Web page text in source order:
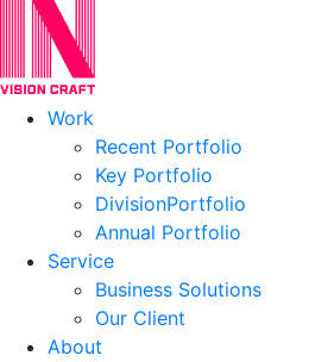
Work
Recent Portfolio
Key Portfolio
DivisionPortfolio
Annual Portfolio
Service
Business Solutions
Our Client
About